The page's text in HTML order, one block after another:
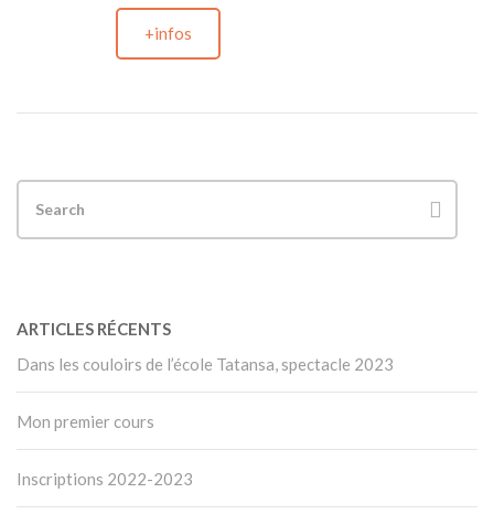
+infos
ARTICLES RÉCENTS
Dans les couloirs de l’école Tatansa, spectacle 2023
Mon premier cours
Inscriptions 2022-2023